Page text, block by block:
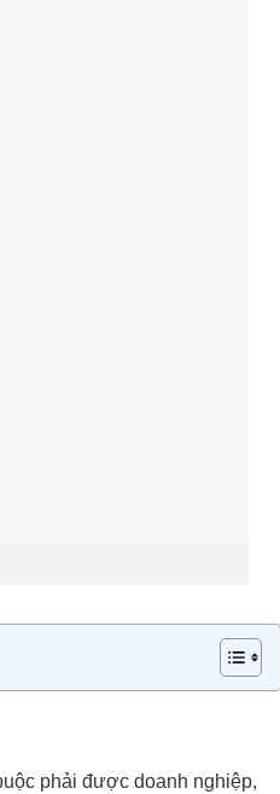
phải được doanh nghiệp,